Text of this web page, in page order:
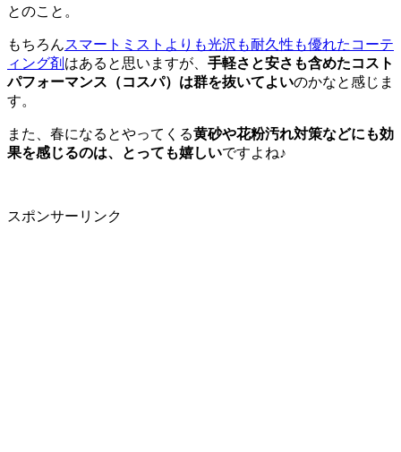
とのこと。
もちろんスマートミストよりも光沢も耐久性も優れたコーテ
ィング剤 はあると思いますが、 手軽さと安さも含めたコスト
パフォーマンス（コスパ）は群を抜いてよいのかなと感じま
す。
また、春になるとやってくる黄砂や花粉汚れ対策などにも効
果を感じるのは、とっても嬉しいですよね♪
スポンサーリンク